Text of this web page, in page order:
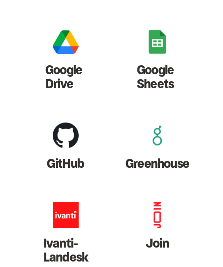
Google
Drive
Google
Sheets
GitHub Greenhouse
Ivanti-
Landesk
Join